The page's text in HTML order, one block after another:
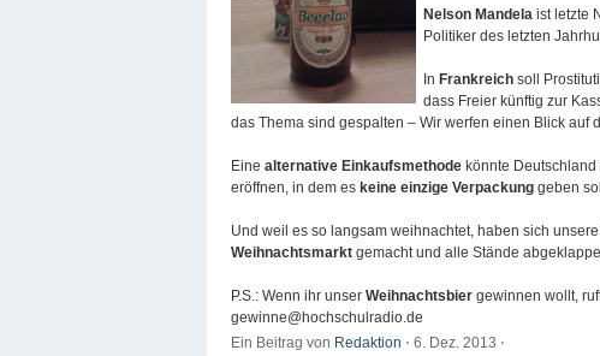
Nelson Mandela ist letzte
Politiker des letzten
In Frankreich soll
dass Freier künftig zur
das Thema sind gespalten – Wir werfen einen Blick auf
Eine alternative Einkaufsmethode könnte
eröffnen, in dem es keine einzige Verpackung geben
Und weil es so langsam weihnachtet, haben sich unsere
Weihnachtsmarkt gemacht und alle Stände
P.S.: Wenn ihr unser Weihnachtsbier gewinnen wollt,
gewinne@hochschulradio.de
Ein Beitrag von Redaktion ⋅ 6. Dez. 2013 ⋅